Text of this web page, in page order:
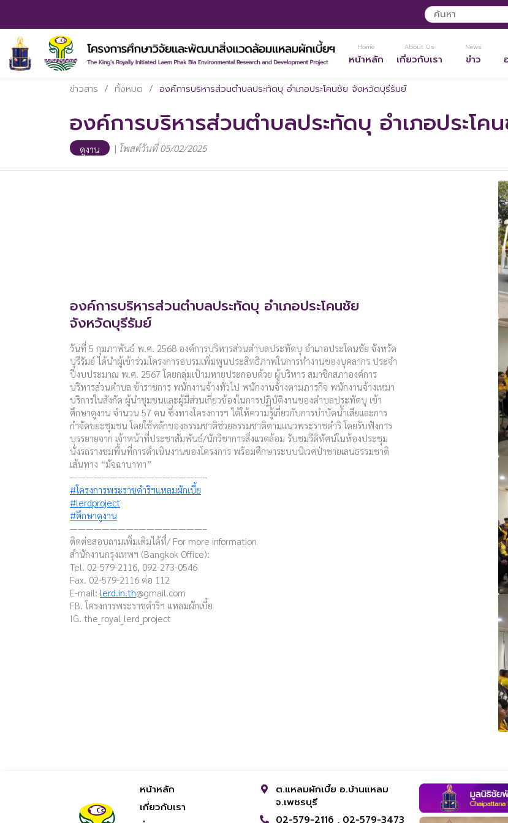
Home
หน้าหลัก
About Us
เกี่ยวกับเรา
News
ข่าว
ข่าวสาร / ทั้งหมด / องค์การบริหารส่วนตำบลประทัดบุ อำเภอประโคนชัย จังหวัดบุรีรัมย์
องค์การบริหารส่วนตำบลประทัดบุ อำเภอประโ
ดูงาน | โพสต์วันที่ 05/02/2025
องค์การบริหารส่วนตำบลประทัดบุ อำเภอประโคนชัย
จังหวัดบุรีรัมย์
วันที่ 5 กุมภาพันธ์ พ.ศ. 2568 องค์การบริหารส่วนตำบลประทัดบุ อำเภอประโคนชัย จังหวัด
บุรีรัมย์ ได้นำผู้เข้าร่วมโครงการอบรมเพิ่มพูนประสิทธิภาพในการทำงานของบุคลากร ประจำ
ปีงบประมาณ พ.ศ. 2567 โดยกลุ่มเป้ามหายประกอบด้วย ผู้บริหาร สมาชิกสภาองค์การ
บริหารส่วนตำบล ข้าราชการ พนักงานจ้างทั่วไป พนักงานจ้างตามภารกิจ พนักงานจ้างเหมา
บริการในสังกัด ผู้นำชุมชนและผู้มีส่วนเกี่ยวข้องในการปฏิบัติงานของตำบลประทัดบุ เข้า
ศึกษาดูงาน จำนวน 57 คน ซึ่งทางโครงการฯ ได้ให้ความรู้เกี่ยวกับการบำบัดน้ำเสียและการ
กำจัดขยะชุมชน โดยใช้หลักของธรรมชาติช่วยธรรมชาติตามแนวพระราชดำริ โดยรับฟังการ
บรรยายจาก เจ้าหน้าที่ประชาสัมพันธ์/นักวิชาการสิ่งแวดล้อม รับชมวีดิทัศน์ในห้องประชุม
นั่งรถรางชมพื้นที่การดำเนินงานของโครงการ พร้อมศึกษาระบบนิเวศป่าชายเลนธรรมชาติ
เส้นทาง “มัจฉาบาทา”
————————–————————–
#โครงการพระราชดำริฯแหลมผักเบี้ย
#lerdproject
#ศึกษาดูงาน
————————–————————–
ติดต่อสอบถามเพิ่มเติมได้ที่/ For more information
สำนักงานกรุงเทพฯ (Bangkok Office):
Tel. 02-579-2116, 092-273-0546
Fax. 02-579-2116 ต่อ 112
E-mail: lerd.in.th@gmail.com
FB. โครงการพระราชดำริฯ แหลมผักเบี้ย
IG. the_royal_lerd_project
หน้าหลัก
เกี่ยวกับเรา
ต.แหลมผักเบี้ย อ.บ้านแหลม
จ.เพชรบุรี
02-579-2116 , 02-579-3473